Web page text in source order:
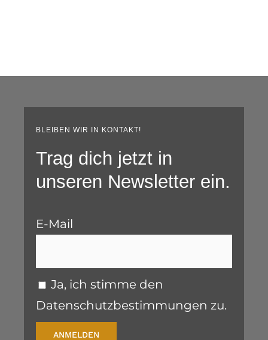
BLEIBEN WIR IN KONTAKT!
Trag dich jetzt in
unseren Newsletter ein.
E-Mail
Ja, ich stimme den
Datenschutzbestimmungen zu.
ANMELDEN